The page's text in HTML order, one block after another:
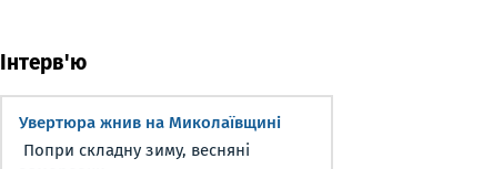
Інтерв'ю
Увертюра жнив на Миколаївщині
Попри складну зиму, весняні